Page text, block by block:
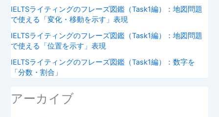
IELTSライティングのフレーズ図鑑（Task1編）：地図問題
で使える「変化・移動を示す」表現
IELTSライティングのフレーズ図鑑（Task1編）：地図問題
で使える「位置を示す」表現
IELTSライティングのフレーズ図鑑（Task1編）：数字を
「分数・割合」
アーカイブ